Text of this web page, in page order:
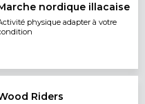
nordique illacaise
physique adapter à votre
Riders